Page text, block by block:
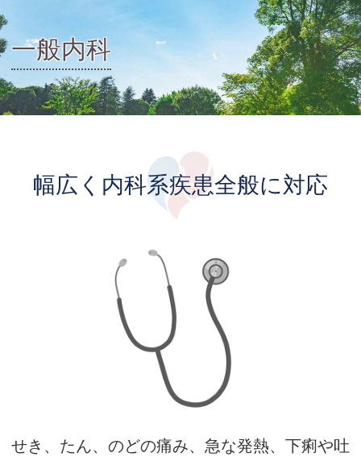
一般内科
幅広く内科系疾患全般に対応
せき、たん、のどの痛み、急な発熱、下痢や吐